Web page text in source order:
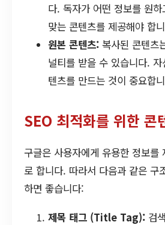
다. 독자가 어떤 정보를 원
맞는 콘텐츠를 제공해야 합
원본 콘텐츠: 복사된 콘텐츠
널티를 받을 수 있습니다.
텐츠를 만드는 것이 중요합
SEO 최적화를 위한 콘
구글은 사용자에게 유용한 정보를
로 합니다. 따라서 다음과 같은 구
하면 좋습니다:
제목 태그 (Title Tag): 검